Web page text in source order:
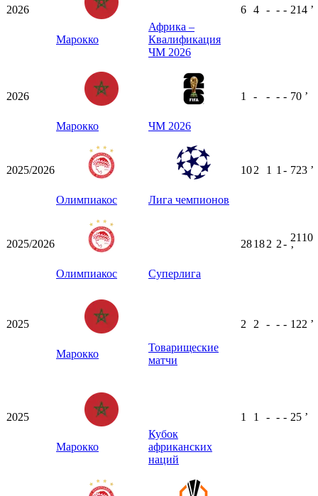
2026
Марокко
Африка –
Квалификация
ЧМ 2026
6 4 - - - 214 ʼ
2026
Марокко ЧМ 2026
1 - - - - 70 ʼ
2025/2026
Олимпиакос Лига чемпионов
102 1 1 - 723 ʼ
2025/2026
Олимпиакос Суперлига
28182 2-
2110
ʼ
2025
Марокко
Товарищеские
матчи
2 2 - - - 122 ʼ
2025
Марокко
Кубок
африканских
наций
1 1 - - - 25 ʼ